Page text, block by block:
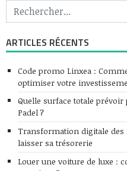
ARTICLES RÉCENTS
Code promo Linxea :
optimiser votre
Quelle surface totale
Padel ?
Transformation digitale
laisser sa trésorerie
Louer une voiture de luxe :